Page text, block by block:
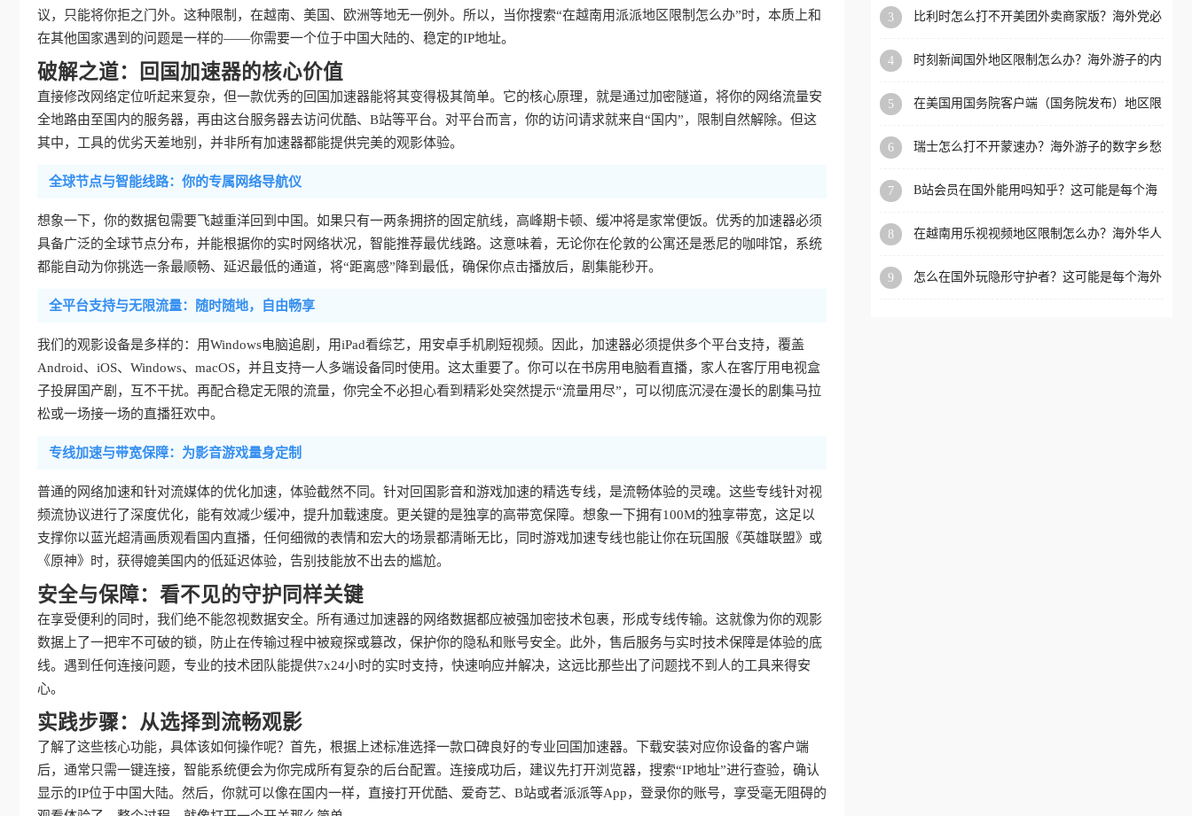
议，只能将你拒之门外。这种限制，在越南、美国、欧洲等地无一例外。所以，当你搜索“在越南用派派地区限制怎么办”时，本质上和
在其他国家遇到的问题是一样的——你需要一个位于中国大陆的、稳定的IP地址。
破解之道：回国加速器的核心价值
直接修改网络定位听起来复杂，但一款优秀的回国加速器能将其变得极其简单。它的核心原理，就是通过加密隧道，将你的网络流量安
全地路由至国内的服务器，再由这台服务器去访问优酷、B站等平台。对平台而言，你的访问请求就来自“国内”，限制自然解除。但这
其中，工具的优劣天差地别，并非所有加速器都能提供完美的观影体验。
全球节点与智能线路：你的专属网络导航仪
想象一下，你的数据包需要飞越重洋回到中国。如果只有一两条拥挤的固定航线，高峰期卡顿、缓冲将是家常便饭。优秀的加速器必须
具备广泛的全球节点分布，并能根据你的实时网络状况，智能推荐最优线路。这意味着，无论你在伦敦的公寓还是悉尼的咖啡馆，系统
都能自动为你挑选一条最顺畅、延迟最低的通道，将“距离感”降到最低，确保你点击播放后，剧集能秒开。
全平台支持与无限流量：随时随地，自由畅享
我们的观影设备是多样的：用Windows电脑追剧，用iPad看综艺，用安卓手机刷短视频。因此，加速器必须提供多个平台支持，覆盖
Android、iOS、Windows、macOS，并且支持一人多端设备同时使用。这太重要了。你可以在书房用电脑看直播，家人在客厅用电视盒
子投屏国产剧，互不干扰。再配合稳定无限的流量，你完全不必担心看到精彩处突然提示“流量用尽”，可以彻底沉浸在漫长的剧集马拉
松或一场接一场的直播狂欢中。
专线加速与带宽保障：为影音游戏量身定制
普通的网络加速和针对流媒体的优化加速，体验截然不同。针对回国影音和游戏加速的精选专线，是流畅体验的灵魂。这些专线针对视
频流协议进行了深度优化，能有效减少缓冲，提升加载速度。更关键的是独享的高带宽保障。想象一下拥有100M的独享带宽，这足以
支撑你以蓝光超清画质观看国内直播，任何细微的表情和宏大的场景都清晰无比，同时游戏加速专线也能让你在玩国服《英雄联盟》或
《原神》时，获得媲美国内的低延迟体验，告别技能放不出去的尴尬。
安全与保障：看不见的守护同样关键
在享受便利的同时，我们绝不能忽视数据安全。所有通过加速器的网络数据都应被强加密技术包裹，形成专线传输。这就像为你的观影
数据上了一把牢不可破的锁，防止在传输过程中被窥探或篡改，保护你的隐私和账号安全。此外，售后服务与实时技术保障是体验的底
线。遇到任何连接问题，专业的技术团队能提供7x24小时的实时支持，快速响应并解决，这远比那些出了问题找不到人的工具来得安
心。
实践步骤：从选择到流畅观影
了解了这些核心功能，具体该如何操作呢？首先，根据上述标准选择一款口碑良好的专业回国加速器。下载安装对应你设备的客户端
后，通常只需一键连接，智能系统便会为你完成所有复杂的后台配置。连接成功后，建议先打开浏览器，搜索“IP地址”进行查验，确认
显示的IP位于中国大陆。然后，你就可以像在国内一样，直接打开优酷、爱奇艺、B站或者派派等App，登录你的账号，享受毫无阻碍的
国、加拿大、澳大利亚、欧
学、定居等，都可以使用，
扰。
3
比利时怎么打不开美团外卖商家版？海外党必
4
时刻新闻国外地区限制怎么办？海外游子的内
5
在美国用国务院客户端（国务院发布）地区限
6
瑞士怎么打不开蒙速办？海外游子的数字乡愁
7
B站会员在国外能用吗知乎？这可能是每个海
8
在越南用乐视视频地区限制怎么办？海外华人
9
怎么在国外玩隐形守护者？这可能是每个海外